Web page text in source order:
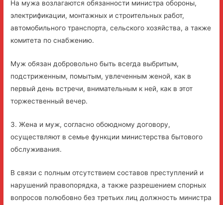
На мужа возлагаются обязанности министра обороны,
электрификации, монтажных и строительных работ,
автомобильного транспорта, сельского хозяйства, а также
комитета по снабжению.
Муж обязан добровольно быть всегда выбритым,
подстриженным, помытым, увлеченным женой, как в
первый день встречи, внимательным к ней, как в этот
торжественный вечер.
3. Жена и муж, согласно обоюдному договору,
осуществляют в семье функции министерства бытового
обслуживания.
В связи с полным отсутствием составов преступлений и
нарушений правопорядка, а также разрешением спорных
вопросов полюбовно без третьих лиц должность министра